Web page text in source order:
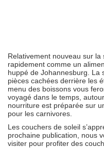
Relativement nouveau sur la
rapidement comme un
huppé de Johannesburg. La
pièces cachées derrière les
menu des boissons vous
voyagé dans le temps,
nourriture est préparée sur
pour les carnivores.
Les couchers de soleil
prochaine publication, nous
visiter pour profiter des